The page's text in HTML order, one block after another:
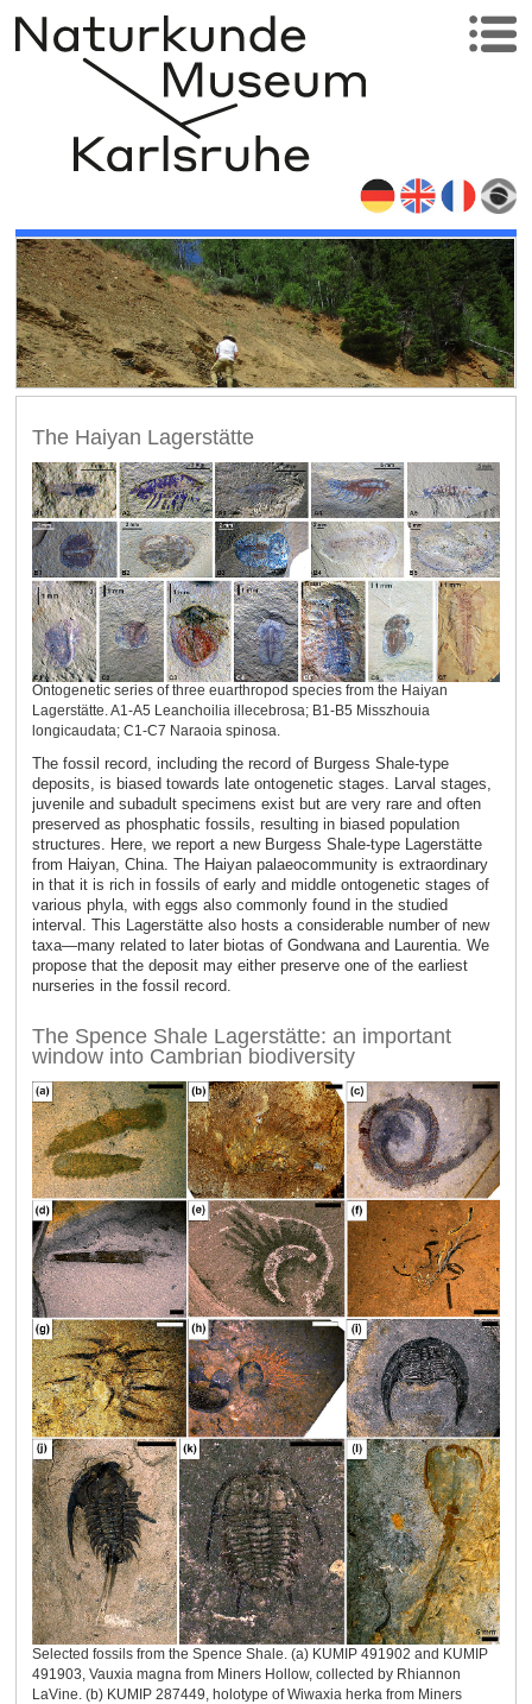
The Haiyan Lagerstätte
Ontogenetic series of three euarthropod species from the Haiyan
Lagerstätte. A1-A5 Leanchoilia illecebrosa; B1-B5 Misszhouia
longicaudata; C1-C7 Naraoia spinosa.
The fossil record, including the record of Burgess Shale-type
deposits, is biased towards late ontogenetic stages. Larval stages,
juvenile and subadult specimens exist but are very rare and often
preserved as phosphatic fossils, resulting in biased population
structures. Here, we report a new Burgess Shale-type Lagerstätte
from Haiyan, China. The Haiyan palaeocommunity is extraordinary
in that it is rich in fossils of early and middle ontogenetic stages of
various phyla, with eggs also commonly found in the studied
interval. This Lagerstätte also hosts a considerable number of new
taxa—many related to later biotas of Gondwana and Laurentia. We
propose that the deposit may either preserve one of the earliest
nurseries in the fossil record.
The Spence Shale Lagerstätte: an important
window into Cambrian biodiversity
Selected fossils from the Spence Shale. (a) KUMIP 491902 and KUMIP
491903, Vauxia magna from Miners Hollow, collected by Rhiannon
LaVine. (b) KUMIP 287449, holotype of Wiwaxia herka from Miners